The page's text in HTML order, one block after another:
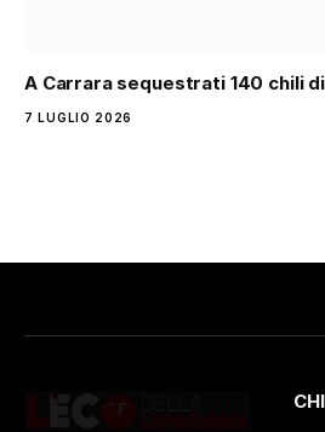
A Carrara sequestrati 140 chili
7 LUGLIO 2026